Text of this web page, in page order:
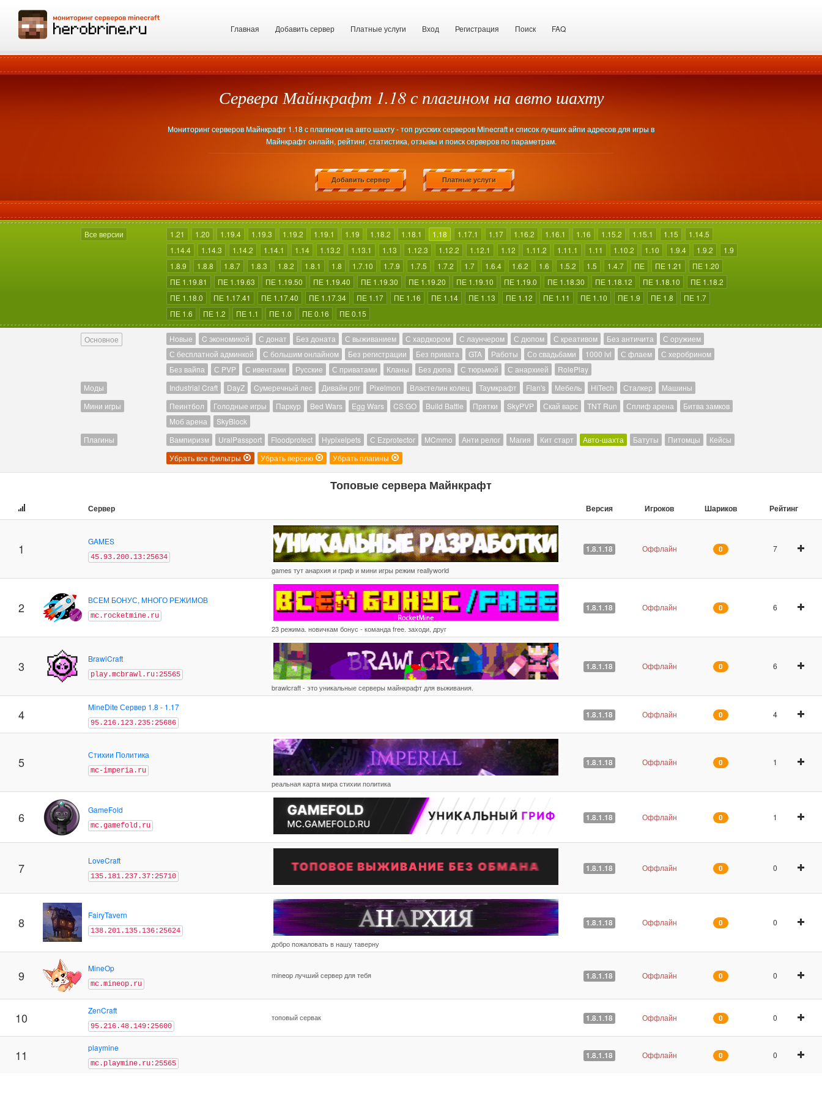
Главная Добавить сервер Платные услуги Вход Регистрация Поиск FAQ
Сервера Майнкрафт 1.18 с плагином на авто шахту
Мониторинг серверов Майнкрафт 1.18 с плагином на авто шахту - топ русских серверов Minecraft и список лучших айпи адресов для игры в
Майнкрафт онлайн, рейтинг, статистика, отзывы и поиск серверов по параметрам.
Добавить сервер Платные услуги
Все версии 1.21 1.20 1.19.4 1.19.3 1.19.2 1.19.1 1.19 1.18.2 1.18.1 1.18 1.17.1 1.17 1.16.2 1.16.1 1.16 1.15.2 1.15.1 1.15
1.14.5
1.14.4
1.14.3 1.14.2 1.14.1 1.14 1.13.2 1.13.1 1.13 1.12.3 1.12.2 1.12.1 1.12 1.11.2 1.11.1 1.11 1.10.2 1.10 1.9.4 1.9.2
1.9
1.8.9
1.8.8 1.8.7 1.8.3 1.8.2 1.8.1 1.8 1.7.10 1.7.9 1.7.5 1.7.2 1.7 1.6.4 1.6.2 1.6 1.5.2 1.5 1.4.7 ПЕ ПЕ 1.21
ПЕ 1.20
ПЕ 1.19.81
ПЕ 1.19.63 ПЕ 1.19.50 ПЕ 1.19.40 ПЕ 1.19.30 ПЕ 1.19.20 ПЕ 1.19.10 ПЕ 1.19.0 ПЕ 1.18.30 ПЕ 1.18.12 ПЕ 1.18.10
ПЕ 1.18.2
ПЕ 1.18.0
ПЕ 1.17.41 ПЕ 1.17.40 ПЕ 1.17.34 ПЕ 1.17 ПЕ 1.16 ПЕ 1.14 ПЕ 1.13 ПЕ 1.12 ПЕ 1.11 ПЕ 1.10 ПЕ 1.9 ПЕ 1.8
ПЕ 1.7
ПЕ 1.6
ПЕ 1.2 ПЕ 1.1 ПЕ 1.0 ПЕ 0.16 ПЕ 0.15
Основное Новые C экономикой С донат Без доната С выживанием С хардкором С лаунчером С дюпом С креативом Без античита
С оружием
С бесплатной админкой
С большим онлайном Без регистрации Без привата GTA Работы Со свадьбами 1000 lvl С флаем
С херобрином
Без вайпа
С PVP С ивентами Русские С приватами Кланы Без дюпа С тюрьмой С анархией
RolePlay
Моды
Industrial Craft DayZ Cумеречный лес Дивайн рпг Pixelmon Властелин колец Таумкрафт Flan's Мебель HiTech Сталкер
Машины
Мини игры
Пеинтбол Голодные игры Паркур Bed Wars Egg Wars CS:GO Build Battle Прятки SkyPVP Скай варс TNT Run Сплиф арена
Битва замков
Моб арена
SkyBlock
Плагины
Вампиризм UralPassport Floodprotect Hypixelpets С Ezprotector MCmmo Анти релог Магия Кит старт Авто-шахта Батуты Питомцы
Кейсы
Убрать все фильтры
Убрать версию Убрать плагины
Топовые сервера Майнкрафт
Сервер Версия Игроков Шариков Рейтинг
1 GAMES
45.93.200.13:25634
games тут анархия и гриф и мини игры режим reallyworld
1.8.1.18 Оффлайн 0 7
2 ВСЕМ БОНУС, МНОГО РЕЖИМОВ
mc.rocketmine.ru
23 режима. новичкам бонус - команда free. заходи, друг
1.8.1.18 Оффлайн 0 6
3 BrawlCraft
play.mcbrawl.ru:25565
brawlcraft - это уникальные серверы майнкрафт для выживания.
1.8.1.18 Оффлайн 0 6
4 MineDite Сервер 1.8 - 1.17
95.216.123.235:25686
1.8.1.18 Оффлайн 0 4
5 Стихии Политика
mc-imperia.ru
реальная карта мира стихии политика
1.8.1.18 Оффлайн 0 1
6 GameFold
mc.gamefold.ru
1.8.1.18 Оффлайн 0 1
7 LoveCraft
135.181.237.37:25710
1.8.1.18 Оффлайн 0 0
8 FairyTavern
138.201.135.136:25624
добро пожаловать в нашу таверну
1.8.1.18 Оффлайн 0 0
9 MineOp
mc.mineop.ru
mineop лучший сервер для тебя 1.8.1.18 Оффлайн 0 0
10 ZenCraft
95.216.48.149:25600
топовый сервак 1.8.1.18 Оффлайн 0 0
11 playmine
mc.playmine.ru:25565
1.8.1.18 Оффлайн 0 0